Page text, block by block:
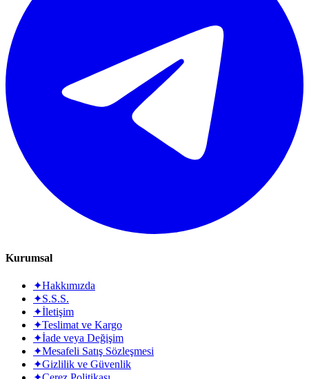
Kurumsal
✦Hakkımızda
✦S.S.S.
✦İletişim
✦Teslimat ve Kargo
✦İade veya Değişim
✦Mesafeli Satış Sözleşmesi
✦Gizlilik ve Güvenlik